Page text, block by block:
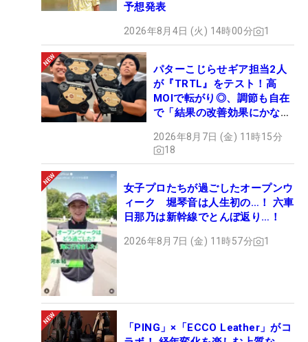
予想発表
2026年8月4日 (火) 14時00分 1
パターこじらせギア担当2人
が『TRTL』をテスト！高
MOIで転がり◎、調節も自在
で「結果の改善効果にかなり
2026年8月7日 (金) 11時15分
18
女子プロたちが過ごしたオープンウ
ィーク 堀琴音は人生初の…！ 六車
日那乃は新幹線でとんぼ返り…！
2026年8月7日 (金) 11時57分 1
「PING」×「ECCO Leather」がコ